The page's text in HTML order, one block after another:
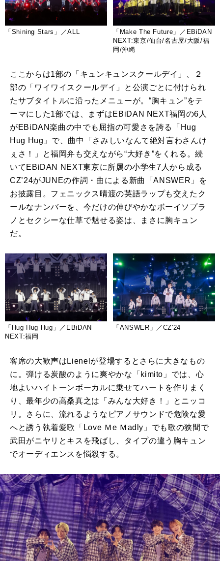
「Shining Stars」／ALL
「Make The Future」／EBiDAN
NEXT:東京/仙台/名古屋/大阪/福
岡/沖縄
ここからは1部の「キュンキュンスクールデイ」、２
部の「ワイワイスクールデイ」と公演ごとに付けられ
たサブタイトルに沿ったメニューが。“胸キュン”をテ
ーマにした1部では、まずはEBiDAN NEXT福岡の6 人
がEBiDAN楽曲の中でも屈指の可愛さを誇る「 Hug
Hug Hug 」で、曲中「さみしいなんて絶対言わさんけ
ぇさ！」と福岡弁も交えながら“大好き”をくれる。続
いて EBiDAN NEXT東京に所属の小学生7 人から成る
CZ’24がJUNEの作詞・曲による新曲「ANSWER 」を
お披露目。フェニックス晴渡の英語ラップも交えたク
ールなナンバーを、今だけの伸びやかなボーイソプラ
ノとセクシーな仕草で魅せる姿は、まさに胸キュン
だ。
「Hug Hug Hug」／EBiDAN
NEXT:福岡
「ANSWER」／CZ'24
客席の大歓声は Lienel が登場するとさらに大きなもの
に。弾ける炭酸のように爽やかな「 kimito 」では、心
地よいハイトーンボーカルに乗せてハートを作りまく
り、最年少の高桑真之は「みんな大好き！」とニッコ
リ。さらに、流れるようなピアノサウンドで危険な愛
へと誘う執着愛歌「 Love Ｍe Ｍadly 」でも歌の狭間で
武田がニヤリとキスを飛ばし、タイプの違う胸キュン
でオーディエンスを悩殺する。